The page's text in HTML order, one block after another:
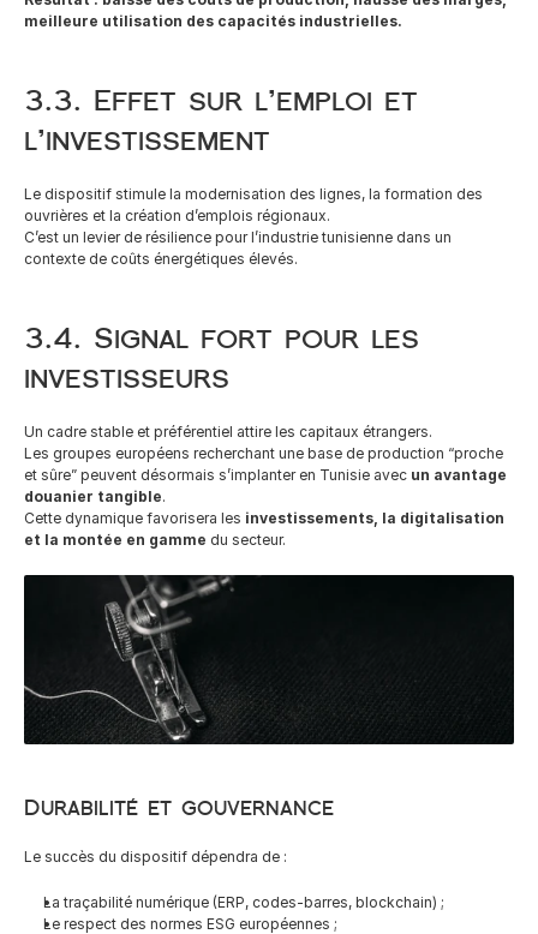
meilleure utilisation des capacités industrielles.
3.3. Effet sur l’emploi et
l’investissement
Le dispositif stimule la modernisation des lignes, la formation des
ouvrières et la création d’emplois régionaux.
C’est un levier de résilience pour l’industrie tunisienne dans un
contexte de coûts énergétiques élevés.
3.4. Signal fort pour les
investisseurs
Un cadre stable et préférentiel attire les capitaux étrangers.
Les groupes européens recherchant une base de production “proche
et sûre” peuvent désormais s’implanter en Tunisie avec un avantage
douanier tangible.
Cette dynamique favorisera les investissements, la digitalisation
et la montée en gamme du secteur.
Durabilité et gouvernance
Le succès du dispositif dépendra de :
La traçabilité numérique (ERP, codes-barres, blockchain) ;
Le respect des normes ESG européennes ;